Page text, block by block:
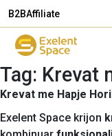
B2BAffiliate
Tag: Krevat
Krevat me Hapje
Exelent Space krijon